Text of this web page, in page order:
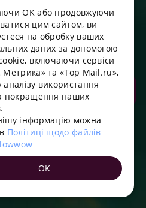
зручний чат підтримки
додаток
ENGLISH
UKRAINIAN
PORTUGUESE
SPANISH
HUNGARIAN
FRENCH
TURKISH
POLISH
OK або продовжуючи
цим сайтом, ви
на обробку ваших
даних за допомогою
включаючи сервіси
Метрика» та «Top Mail.ru»,
використання
покращення наших
інформацію можна
Політиці щодо файлів
OK